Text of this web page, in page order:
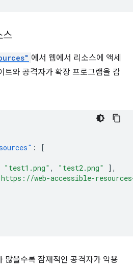
스
에서 웹에서 리소스에 액세
트와 공격자가 확장 프로그램을 감
:
[
"test1.png" , "test2.png"
],
web-accessible-
많을수록 잠재적인 공격자가 악용